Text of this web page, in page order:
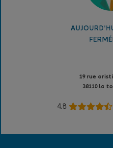
19 rue
38110 la
4.8